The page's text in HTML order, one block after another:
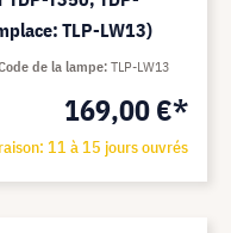
TLP-LW13)
169,00 €*
11 à 15 jours ouvrés
de la lampe TLP-LW13